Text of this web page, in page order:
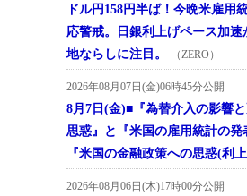
ドル円158円半ば！今晩米雇用
応警戒。日銀利上げペース加速
地ならしに注目。
（ZERO）
2026年08月07日(金)06時45分公開
8月7日(金)■『為替介入の影響
思惑』と『米国の雇用統計の発
『米国の金融政策への思惑(利
2026年08月06日(木)17時00分公開